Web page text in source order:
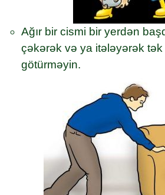
Ağır bir cismi bir yerdən
çəkərək və ya itələyərək tək
götürməyin.